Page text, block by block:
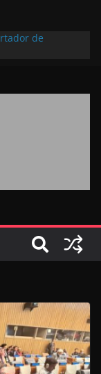
de
proyectos de
de Marruecos
(politólogo